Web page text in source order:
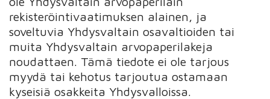
rekisteröintivaatimuksen alainen, ja
soveltuvia Yhdysvaltain osavaltioiden tai
muita Yhdysvaltain arvopaperilakeja
noudattaen. Tämä tiedote ei ole tarjous
myydä tai kehotus tarjoutua ostamaan
kyseisiä osakkeita Yhdysvalloissa.